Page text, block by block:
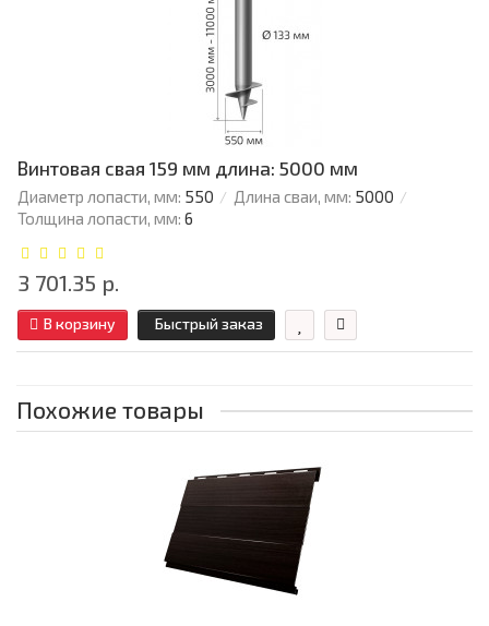
Винтовая свая 159 мм длина: 5000 мм
Диаметр лопасти, мм: 550 Длина сваи, мм: 5000
Толщина лопасти, мм: 6
3 701.35 р.
В корзину Быстрый заказ
Похожие товары